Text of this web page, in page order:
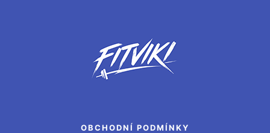
OBCHODNÍ PODMÍNKY